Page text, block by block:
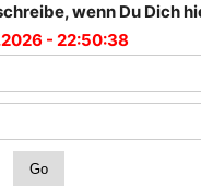
wenn Du Dich
- 22:50:38